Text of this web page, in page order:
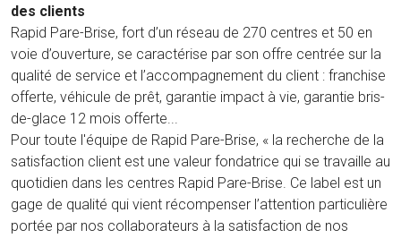
des clients
Rapid Pare-Brise, fort d’un réseau de 270 centres et 50 en
voie d’ouverture, se caractérise par son offre centrée sur la
qualité de service et l’accompagnement du client : franchise
offerte, véhicule de prêt, garantie impact à vie, garantie bris-
de-glace 12 mois offerte...
Pour toute l'équipe de Rapid Pare-Brise, « la recherche de la
satisfaction client est une valeur fondatrice qui se travaille au
quotidien dans les centres Rapid Pare-Brise. Ce label est un
gage de qualité qui vient récompenser l’attention particulière
portée par nos collaborateurs à la satisfaction de nos